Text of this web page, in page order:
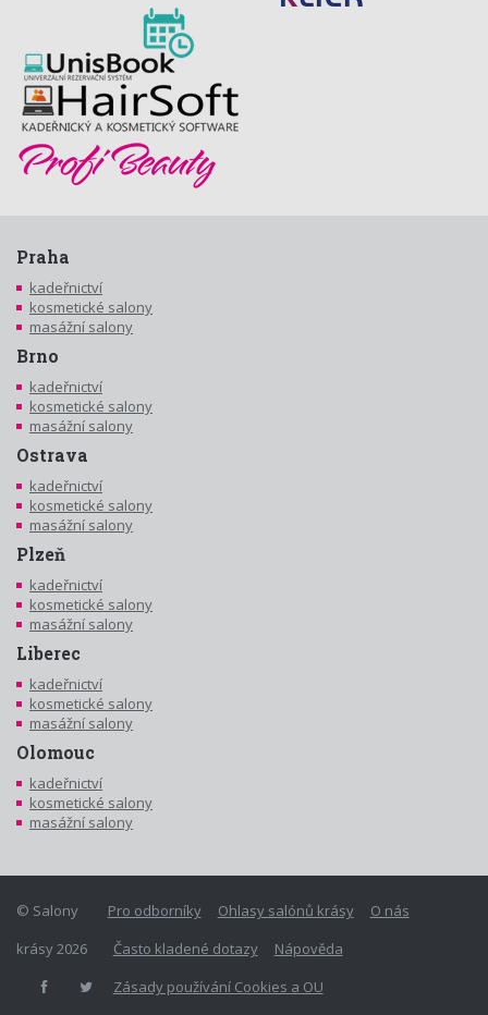
Praha
kadeřnictví
kosmetické salony
masážní salony
Brno
kadeřnictví
kosmetické salony
masážní salony
Ostrava
kadeřnictví
kosmetické salony
masážní salony
Plzeň
kadeřnictví
kosmetické salony
masážní salony
Liberec
kadeřnictví
kosmetické salony
masážní salony
Olomouc
kadeřnictví
kosmetické salony
masážní salony
Pro odborníky Ohlasy salónů krásy
O nás
Často kladené dotazy
Nápověda
Zásady používání Cookies a OU
© Salony
krásy 2026